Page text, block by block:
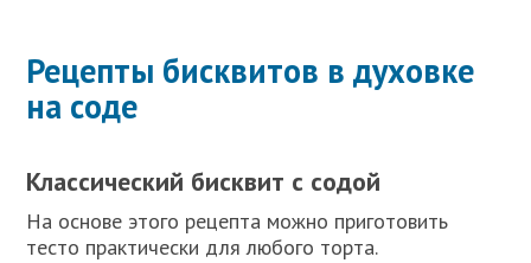
Рецепты бисквитов в духовке
на соде
Классический бисквит с содой
На основе этого рецепта можно приготовить
тесто практически для любого торта.